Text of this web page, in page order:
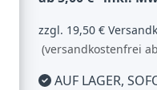
zzgl. 19,50 €
(versandkostenfrei
AUF LAGER,